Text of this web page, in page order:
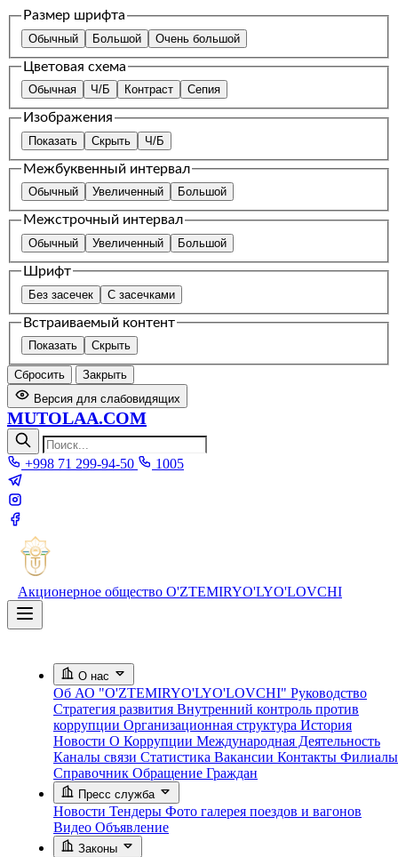
Размер шрифта
Обычный Большой Очень большой
Цветовая схема
Обычная Ч/Б Контраст Сепия
Изображения
Показать Скрыть Ч/Б
Межбуквенный интервал
Обычный Увеличенный Большой
Межстрочный интервал
Обычный Увеличенный Большой
Шрифт
Без засечек С засечками
Встраиваемый контент
Показать Скрыть
Сбросить
Закрыть
Версия для слабовидящих
MUTOLAA.COM
+998 71 299-94-50 1005
Акционерное общество O'ZTEMIRYO'LYO'LOVCHI
О нас
Об АО "O'ZTEMIRYO'LYO'LOVCHI" Руководство
Стратегия развития Внутренний контроль против
коррупции Организационная структура История
Новости О Коррупции Международная Деятельность
Каналы связи Статистика Вакансии Контакты Филиалы
Справочник Обращение Граждан
Пресс служба
Новости Тендеры Фото галерея поездов и вагонов
Видео Объявление
Законы